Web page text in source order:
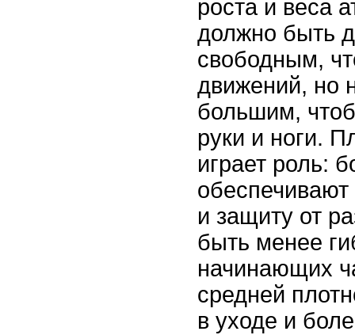
роста и веса
должно быть
свободным,
движений, но
большим,
руки и ноги.
играет роль:
и защиту от
быть менее
начинающих
средней
в уходе и